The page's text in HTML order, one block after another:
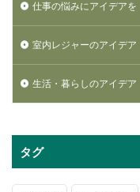
仕事の悩みにアイデアを
室内レジャーのアイデア
生活・暮らしのアイデア
タグ